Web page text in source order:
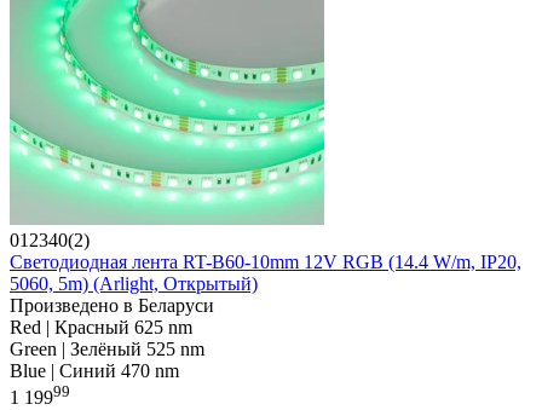
012340(2)
Светодиодная лента RT-B60-10mm 12V RGB (14.4 W/m, IP20,
5060, 5m) (Arlight, Открытый)
Произведено в Беларуси
Red | Красный 625 nm
Green | Зелёный 525 nm
Blue | Синий 470 nm
1 19999